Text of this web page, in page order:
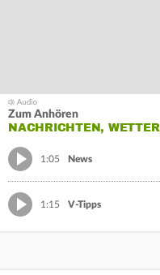
Zum Anhören
NACHRICHTEN,
1:05 News
1:15 V-Tipps